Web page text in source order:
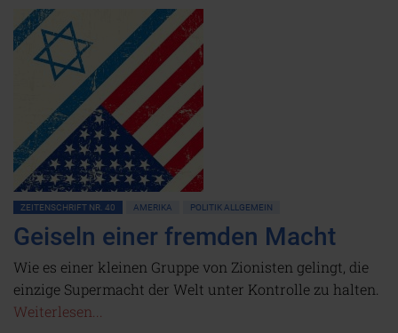
ZEITENSCHRIFT NR. 40 AMERIKA POLITIK ALLGEMEIN
Geiseln einer fremden Macht
Wie es einer kleinen Gruppe von Zionisten gelingt, die
einzige Supermacht der Welt unter Kontrolle zu halten.
Weiterlesen...